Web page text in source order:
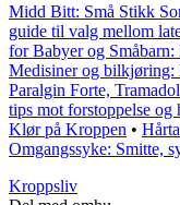
Midd Bitt: Små Stikk
guide til valg mellom
for Babyer og
Medisiner og bilkjøring:
Paralgin Forte,
tips mot forstoppelse og
Klør på Kroppen •
Omgangssyke: Smitte,
Kroppsliv